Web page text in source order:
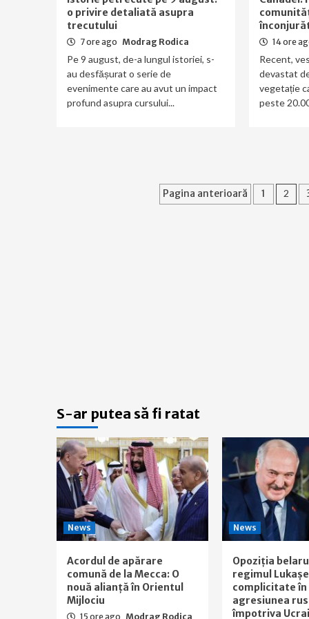
o privire detaliată asupra
trecutului
7 ore ago Modrag Rodica
Pe 9 august, de-a lungul istoriei, s-
au desfășurat o serie de
evenimente care au avut un impact
profund asupra cursului...
14 ore
Recent,
devastat
vegetație
peste
Paginație
Pagina anterioară 1 2
S-ar putea să fi ratat
News
Acordul de apărare
comună de la Mecca: O
nouă alianță în Orientul
Mijlociu
15 ore ago Modrag Rodica
News
Opoziția
regimul
complicitate în
agresiunea
împotriva